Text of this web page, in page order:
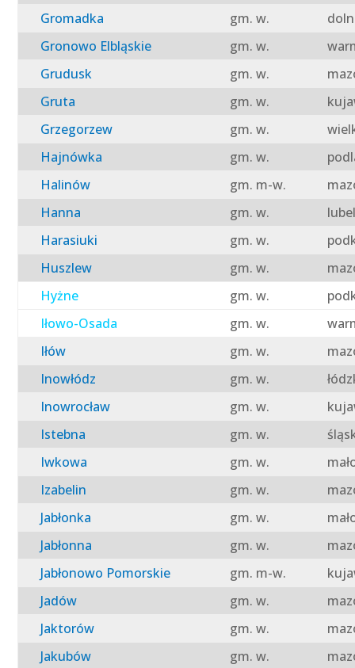
Gromadka
gm. w.
Gronowo Elbląskie
gm. w.
Grudusk
gm. w.
Gruta
gm. w.
Grzegorzew
gm. w.
Hajnówka
gm. w.
Halinów
gm. m-w.
Hanna
gm. w.
Harasiuki
gm. w.
Huszlew
gm. w.
Hyżne
gm. w.
Iłowo-Osada
gm. w.
Iłów
gm. w.
Inowłódz
gm. w.
Inowrocław
gm. w.
Istebna
gm. w.
Iwkowa
gm. w.
Izabelin
gm. w.
Jabłonka
gm. w.
Jabłonna
gm. w.
Jabłonowo Pomorskie
gm. m-w.
Jadów
gm. w.
Jaktorów
gm. w.
Jakubów
gm. w.